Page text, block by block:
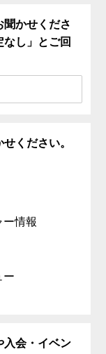
聞かせくださ
し」とご回
ください。
情報
ー
入会・イベン